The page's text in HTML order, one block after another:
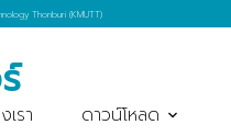
Thonburi (KMUTT)
เรา ดาวน์โหลด